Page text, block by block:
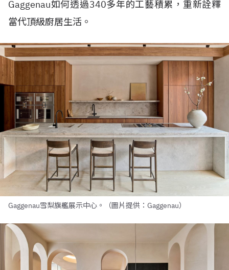
Gaggenau如何透過340多年的工藝積累，重新詮釋
當代頂級廚居生活。
Gaggenau雪梨旗艦展示中心。（圖片提供：Gaggenau）